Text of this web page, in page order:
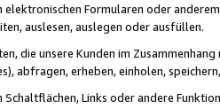
elektronischen Formularen oder
auslesen, auslegen oder ausfüllen.
die unsere Kunden im
abfragen, erheben, einholen,
Schaltflächen, Links oder andere